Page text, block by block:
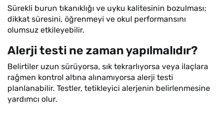
Sürekli burun tıkanıklığı ve uyku kalitesinin bozulması;
dikkat süresini, öğrenmeyi ve okul performansını
olumsuz etkileyebilir.
Alerji testi ne zaman yapılmalıdır?
Belirtiler uzun sürüyorsa, sık tekrarlıyorsa veya ilaçlara
rağmen kontrol altına alınamıyorsa alerji testi
planlanabilir. Testler, tetikleyici alerjenin belirlenmesine
yardımcı olur.